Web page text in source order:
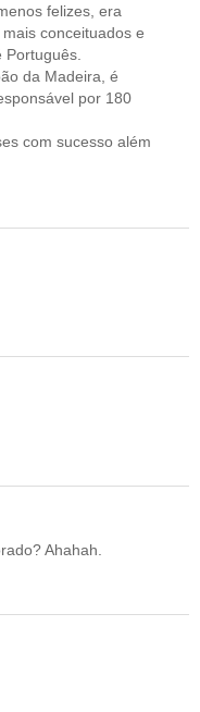
felizes, era
conceituados e
da Madeira, é
por 180
com sucesso além
Ahahah.